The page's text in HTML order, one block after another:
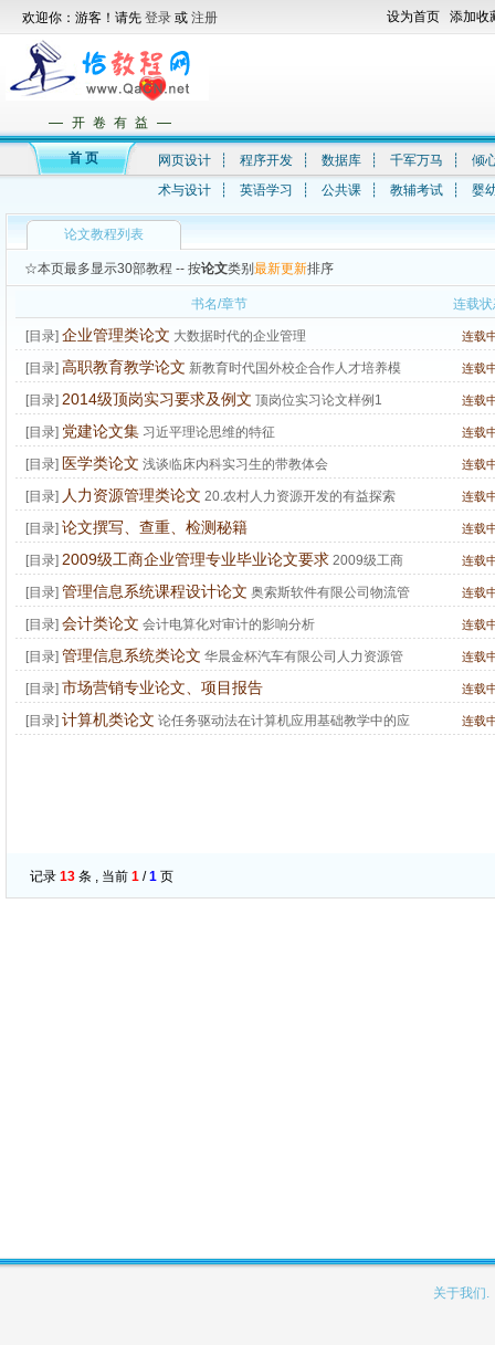
— 开 卷 有 益 —
欢迎你：游客！请先 登录 或 注册 设为首页 添加收
首 页 网页设计 ┊ 程序开发 ┊ 数据库 ┊ 千军万马 ┊
倾
术与设计
┊ 英语学习 ┊ 公共课 ┊ 教辅考试 ┊ 婴
论文教程列表
☆本页最多显示30部教程 -- 按论文类别 最新更新排序
书名/章节 连载
[目录] 企业管理类论文 大数据时代的企业管理 连载
[目录] 高职教育教学论文 新教育时代国外校企合作人才培养模
式经验与启示
连载
[目录] 2014级顶岗实习要求及例文 顶岗位实习论文样例1 连载
[目录] 党建论文集 习近平理论思维的特征 连载
[目录] 医学类论文 浅谈临床内科实习生的带教体会 连载
[目录] 人力资源管理类论文 20.农村人力资源开发的有益探索 连载
[目录] 论文撰写、查重、检测秘籍 连载
[目录] 2009级工商企业管理专业毕业论文要求 2009级工商
企业管理专业毕业论文要求
连载
[目录] 管理信息系统课程设计论文 奥索斯软件有限公司物流管
理信息系统分析
连载
[目录] 会计类论文 会计电算化对审计的影响分析 连载
[目录] 管理信息系统类论文 华晨金杯汽车有限公司人力资源管
理信息系统分析
连载
[目录] 市场营销专业论文、项目报告 连载
[目录] 计算机类论文 论任务驱动法在计算机应用基础教学中的应
连载
记录 13 条 , 当前 1 /1 页
关于我们.